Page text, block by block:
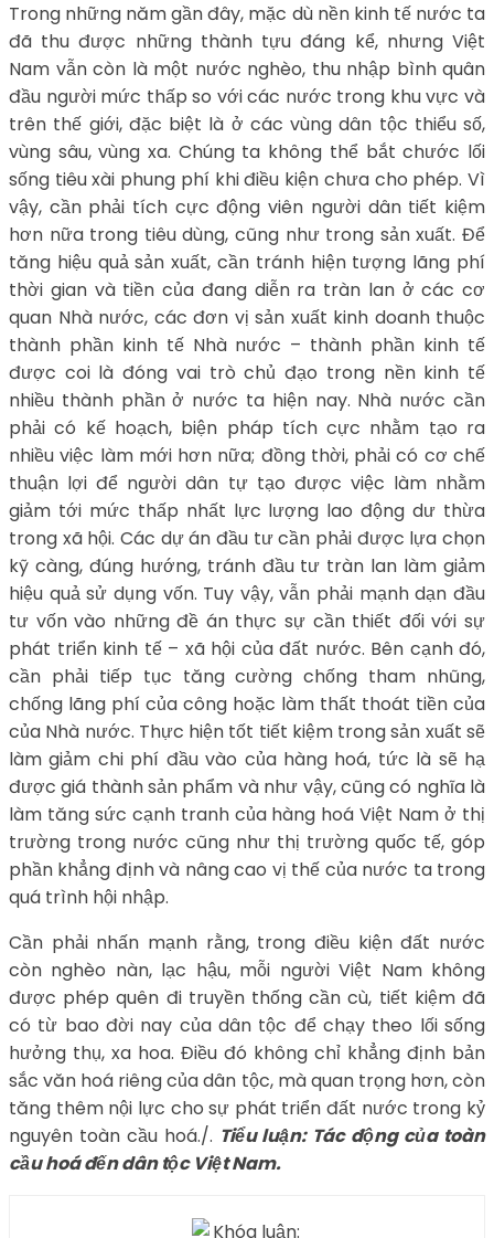
Trong những năm gần đây, mặc dù nền kinh tế nước ta
đã thu được những thành tựu đáng kể, nhưng Việt
Nam vẫn còn là một nước nghèo, thu nhập bình quân
đầu người mức thấp so với các nước trong khu vực và
trên thế giới, đặc biệt là ở các vùng dân tộc thiểu số,
vùng sâu, vùng xa. Chúng ta không thể bắt chước lối
sống tiêu xài phung phí khi điều kiện chưa cho phép. Vì
vậy, cần phải tích cực động viên người dân tiết kiệm
hơn nữa trong tiêu dùng, cũng như trong sản xuất. Để
tăng hiệu quả sản xuất, cần tránh hiện tượng lãng phí
thời gian và tiền của đang diễn ra tràn lan ở các cơ
quan Nhà nước, các đơn vị sản xuất kinh doanh thuộc
thành phần kinh tế Nhà nước – thành phần kinh tế
được coi là đóng vai trò chủ đạo trong nền kinh tế
nhiều thành phần ở nước ta hiện nay. Nhà nước cần
phải có kế hoạch, biện pháp tích cực nhằm tạo ra
nhiều việc làm mới hơn nữa; đồng thời, phải có cơ chế
thuận lợi để người dân tự tạo được việc làm nhằm
giảm tới mức thấp nhất lực lượng lao động dư thừa
trong xã hội. Các dự án đầu tư cần phải được lựa chọn
kỹ càng, đúng hướng, tránh đầu tư tràn lan làm giảm
hiệu quả sử dụng vốn. Tuy vậy, vẫn phải mạnh dạn đầu
tư vốn vào những đề án thực sự cần thiết đối với sự
phát triển kinh tế – xã hội của đất nước. Bên cạnh đó,
cần phải tiếp tục tăng cường chống tham nhũng,
chống lãng phí của công hoặc làm thất thoát tiền của
của Nhà nước. Thực hiện tốt tiết kiệm trong sản xuất sẽ
làm giảm chi phí đầu vào của hàng hoá, tức là sẽ hạ
được giá thành sản phẩm và như vậy, cũng có nghĩa là
làm tăng sức cạnh tranh của hàng hoá Việt Nam ở thị
trường trong nước cũng như thị trường quốc tế, góp
phần khẳng định và nâng cao vị thế của nước ta trong
quá trình hội nhập.
Cần phải nhấn mạnh rằng, trong điều kiện đất nước
còn nghèo nàn, lạc hậu, mỗi người Việt Nam không
được phép quên đi truyền thống cần cù, tiết kiệm đã
có từ bao đời nay của dân tộc để chạy theo lối sống
hưởng thụ, xa hoa. Điều đó không chỉ khẳng định bản
sắc văn hoá riêng của dân tộc, mà quan trọng hơn, còn
tăng thêm nội lực cho sự phát triển đất nước trong kỷ
nguyên toàn cầu hoá./. Tiểu luận: Tác động của toàn
cầu hoá đến dân tộc Việt Nam.